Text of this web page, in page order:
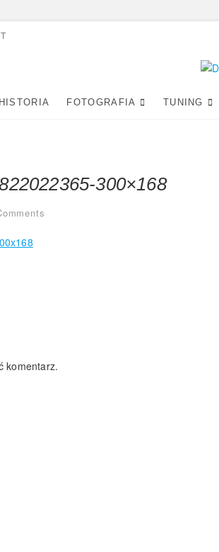
HISTORIA FOTOGRAFIA TUNING
300×168
komentarz.